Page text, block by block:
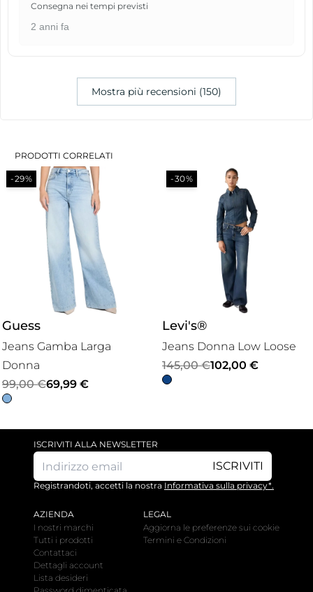
Consegna nei tempi previsti
2 anni fa
Mostra più recensioni (150)
PRODOTTI CORRELATI
-29%
Guess
Jeans Gamba Larga
Donna
99,00€
Il
prezzo
99,00 €.
69,99 €
Il
prezzo
69,99 €.
-30%
Levi's®
Jeans Donna Low Loose
145,00€
Il
prezzo
102,00 €
Il
prezzo
ISCRIVITI ALLA NEWSLETTER
ISCRIVITI
Registrandoti, accetti la nostra Informativa sulla privacy*.
AZIENDA
I nostri marchi
Tutti i prodotti
Contattaci
Dettagli account
Lista desideri
LEGAL
Aggiorna le preferenze sui cookie
Termini e Condizioni